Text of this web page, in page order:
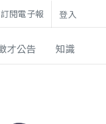
訂閱電子報 登入
才公告 知識